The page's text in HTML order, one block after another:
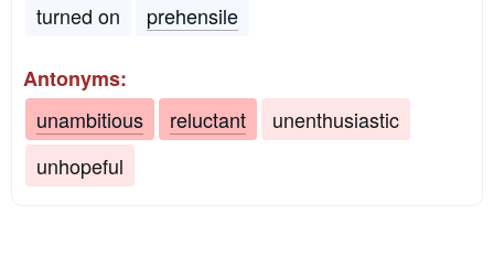
turned on
prehensile
Antonyms:
unambitious
reluctant
unenthusiastic
unhopeful